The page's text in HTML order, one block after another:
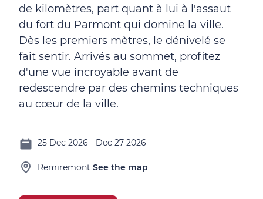
de kilomètres, part quant à lui à l'assaut
du fort du Parmont qui domine la ville.
Dès les premiers mètres, le dénivelé se
fait sentir. Arrivés au sommet, profitez
d'une vue incroyable avant de
redescendre par des chemins techniques
au cœur de la ville.
25 Dec 2026 - Dec 27 2026
Remiremont See the map